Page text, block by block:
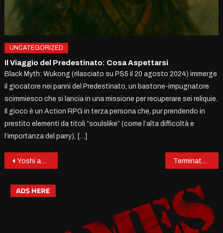
UNCATEGORIZED
Il Viaggio del Predestinato: Cosa Aspettarsi
Black Myth: Wukong (rilasciato su PS5 il 20 agosto 2024) immerge
il giocatore nei panni del Predestinato, un bastone-impugnatore
scimmiesco che si lancia in una missione per recuperare sei reliquie.
Il gioco è un Action RPG in terza persona che, pur prendendo in
prestito elementi da titoli “soulslike” (come l’alta difficoltà e
l’importanza del parry), […]
Post
navigation
Yoshi and the Mysterious Book: l’avventura che riscrive il mondo di Yoshi